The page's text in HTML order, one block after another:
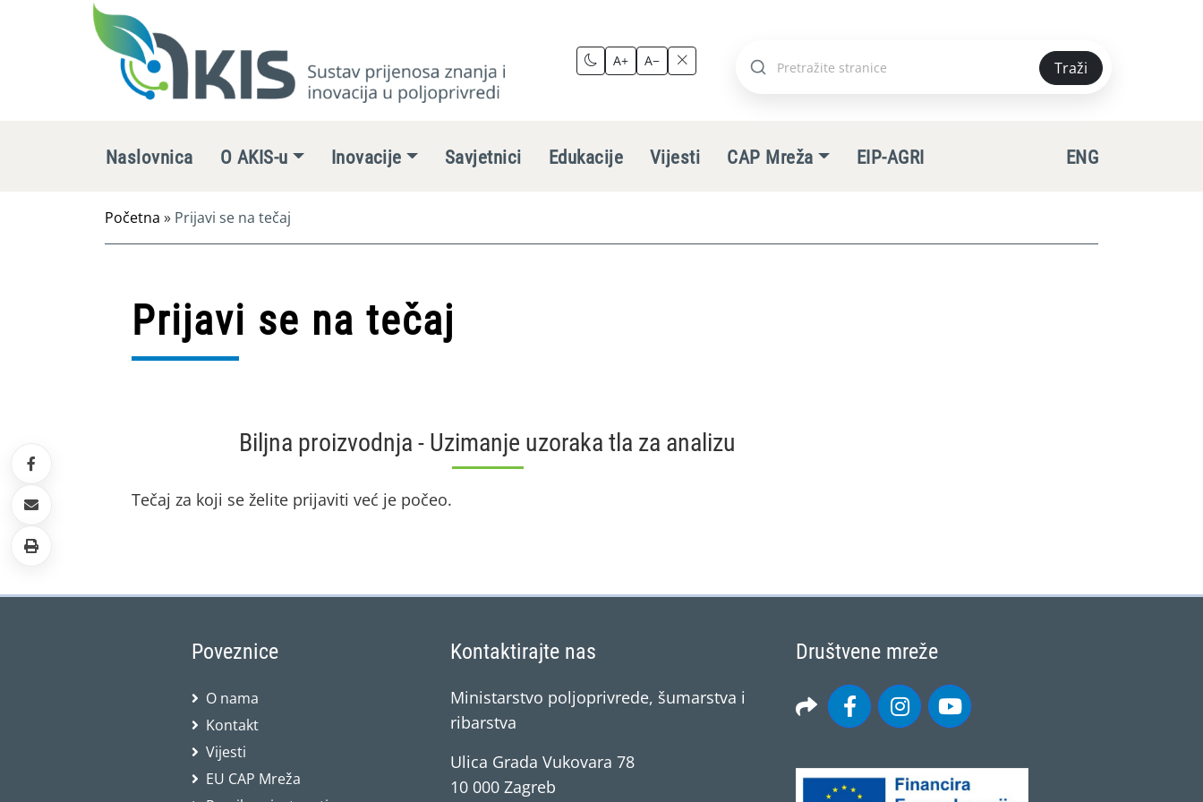
A+ A−
Pretraži
Traži
Naslovnica O AKIS-u Inovacije Savjetnici Edukacije Vijesti CAP Mreža EIP-AGRI ENG
Početna » Prijavi se na tečaj
Prijavi se na tečaj
Biljna proizvodnja - Uzimanje uzoraka tla za analizu
Tečaj za koji se želite prijaviti već je počeo.
Poveznice
O nama
Kontakt
Vijesti
EU CAP Mreža
Kontaktirajte nas
Ministarstvo poljoprivrede, šumarstva i
ribarstva
Ulica Grada Vukovara 78
10 000 Zagreb
Društvene mreže